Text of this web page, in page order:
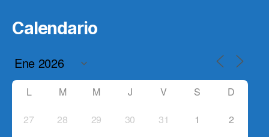
Calendario
L M M J V S D
27 28 29 30 31 1 2